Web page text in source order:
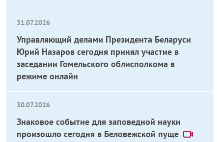
31.07.2026
Управляющий делами Президента Беларуси
Юрий Назаров сегодня принял участие в
заседании Гомельского облисполкома в
режиме онлайн
30.07.2026
Знаковое событие для заповедной науки
произошло сегодня в Беловежской пуще